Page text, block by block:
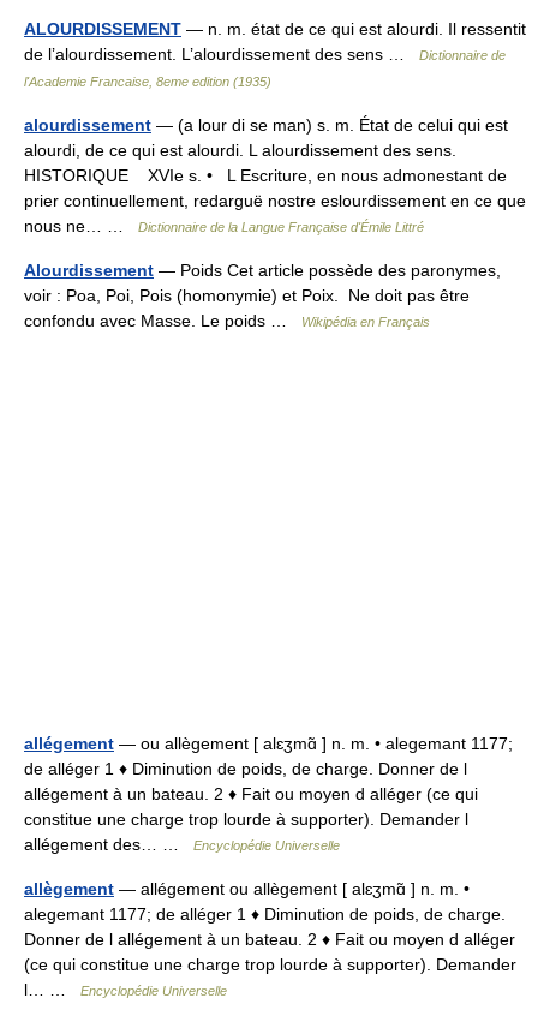
ALOURDISSEMENT — n. m. état de ce qui est alourdi. Il ressentit
de l’alourdissement. L’alourdissement des sens …
Dictionnaire de
l'Academie Francaise, 8eme edition (1935)
alourdissement — (a lour di se man) s. m. État de celui qui est
alourdi, de ce qui est alourdi. L alourdissement des sens.
HISTORIQUE XVIe s. • L Escriture, en nous admonestant de
prier continuellement, redarguë nostre eslourdissement en ce que
nous ne… …
Dictionnaire de la Langue Française d'Émile Littré
Alourdissement — Poids Cet article possède des paronymes,
voir : Poa, Poi, Pois (homonymie) et Poix. Ne doit pas être
confondu avec Masse. Le poids …
Wikipédia en Français
allégement — ou allègement [ alɛʒmɑ̃ ] n. m. • alegemant 1177;
de alléger 1 ♦ Diminution de poids, de charge. Donner de l
allégement à un bateau. 2 ♦ Fait ou moyen d alléger (ce qui
constitue une charge trop lourde à supporter). Demander l
allégement des… …
Encyclopédie Universelle
allègement — allégement ou allègement [ alɛʒmɑ̃ ] n. m. •
alegemant 1177; de alléger 1 ♦ Diminution de poids, de charge.
Donner de l allégement à un bateau. 2 ♦ Fait ou moyen d alléger
(ce qui constitue une charge trop lourde à supporter). Demander
l… …
Encyclopédie Universelle